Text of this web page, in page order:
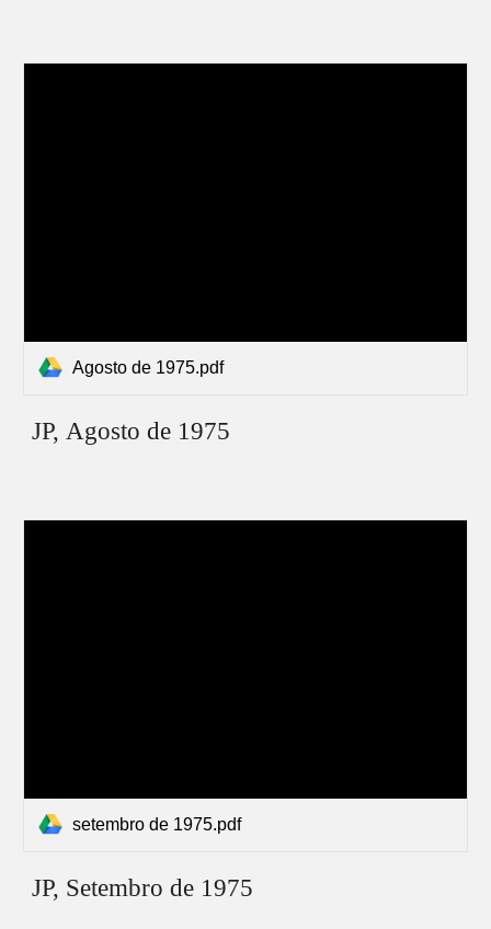
Agosto de 1975.pdf
JP, Agosto de 1975
setembro de 1975.pdf
JP, Setembro de 1975